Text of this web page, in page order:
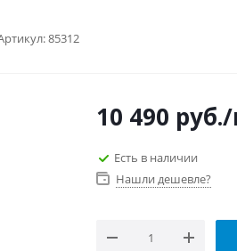
85312
10 490 руб.
Есть в наличии
Нашли дешевле?